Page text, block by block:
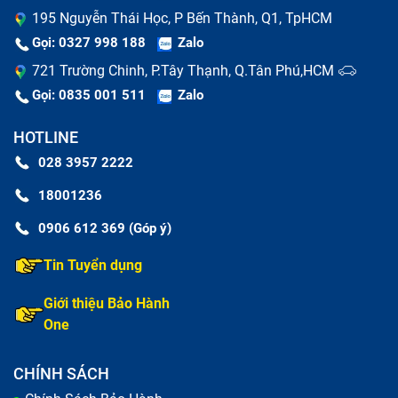
Bảo Hành One tư vấn nguyên nhân dẫn tới sạc Adapter
Điện thoại bị hỏng
Thoại Cục Acer Aspire 3 A315-54-57Pj
195 Nguyễn Thái Học, P Bến Thành, Q1, TpHCM
Gọi: 0327 998 188 Zalo
721 Trường Chinh, P.Tây Thạnh, Q.Tân Phú,HCM
Gọi: 0835 001 511 Zalo
HOTLINE
028 3957 2222
18001236
0906 612 369 (Góp ý)
Tin Tuyển dụng
Giới thiệu Bảo Hành
One
CHÍNH SÁCH